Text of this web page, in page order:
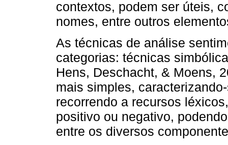
contextos, podem ser úteis,
nomes, entre outros
As técnicas de análise
categorias: técnicas
Hens, Deschacht, & Moens,
mais simples,
recorrendo a recursos
positivo ou negativo,
entre os diversos